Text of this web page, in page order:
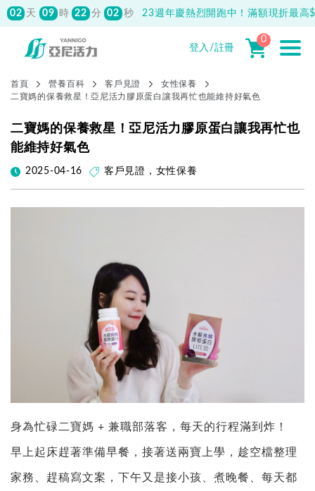
02 天 09 時 22 分 01 秒 23週年慶熱烈開跑中！滿額現折最高
登入/註冊
0
首頁 營養百科 客戶見證
女性保養
二寶媽的保養救星！亞尼活力膠原蛋白讓我再忙也能維持好氣色
二寶媽的保養救星！亞尼活力膠原蛋白讓我再忙也
能維持好氣色
2025-04-16 客戶見證 ， 女性保養
身為忙碌二寶媽 + 兼職部落客，每天的行程滿到炸！
早上起床趕著準備早餐，接著送兩寶上學，趁空檔整理
家務、趕稿寫文案，下午又是接小孩、煮晚餐、每天都